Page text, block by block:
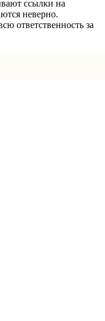
ссылки на
неверно.
ответственность за